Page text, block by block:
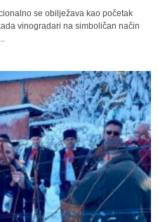
se obilježava kao početak
vinogradari na simboličan način